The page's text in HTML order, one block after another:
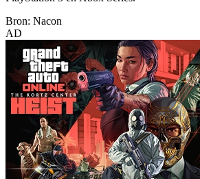
Bron: Nacon
AD